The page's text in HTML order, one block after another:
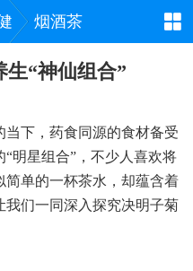
烟酒茶
“神仙组合”
下，药食同源的食材备受
明星组合”，不少人喜欢将
单的一杯茶水，却蕴含着
们一同深入探究决明子菊